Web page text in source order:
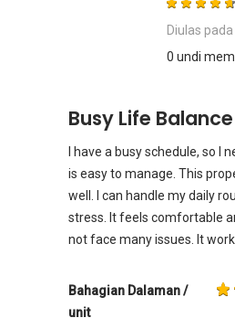
Diulas pada
0 undi
Busy Life Balance
I have a busy schedule, so I
is easy to manage. This
well. I can handle my daily
stress. It feels comfortable
not face many issues. It
Bahagian Dalaman /
unit